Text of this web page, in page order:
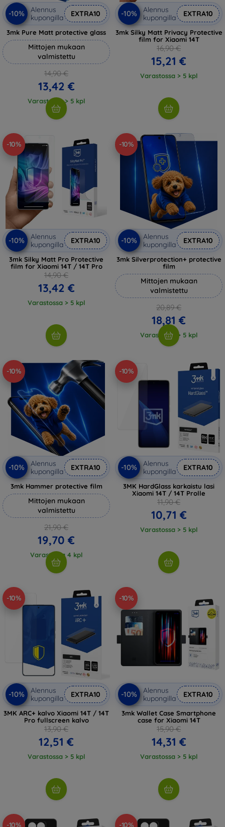
-10%
Alennus
kupongilla
EXTRA10
3mk Pure Matt protective glass
Mittojen mukaan
valmistettu
14,90 €
13,42 €
Varastossa > 5 kpl
-10%
Alennus
kupongilla
EXTRA10
3mk Silky Matt Privacy Protective
film for Xiaomi 14T
16,90 €
15,21 €
Varastossa > 5 kpl
-10%
-10%
Alennus
kupongilla
EXTRA10
3mk Silky Matt Pro Protective
film for Xiaomi 14T / 14T Pro
14,90 €
13,42 €
Varastossa > 5 kpl
-10%
-10%
Alennus
kupongilla
EXTRA10
3mk Silverprotection+ protective
film
Mittojen mukaan
valmistettu
20,89 €
18,81 €
Varastossa > 5 kpl
-10%
-10%
Alennus
kupongilla
EXTRA10
3mk Hammer protective film
Mittojen mukaan
valmistettu
21,90 €
19,70 €
Varastossa 4 kpl
-10%
-10%
Alennus
kupongilla
EXTRA10
3MK HardGlass karkaistu lasi
Xiaomi 14T / 14T Prolle
11,90 €
10,71 €
Varastossa > 5 kpl
-10%
-10%
Alennus
kupongilla
EXTRA10
3MK ARC+ kalvo Xiaomi 14T / 14T
Pro fullscreen kalvo
13,90 €
12,51 €
Varastossa > 5 kpl
-10%
-10%
Alennus
kupongilla
EXTRA10
3mk Wallet Case Smartphone
case for Xiaomi 14T
15,90 €
14,31 €
Varastossa > 5 kpl
-10% -10%